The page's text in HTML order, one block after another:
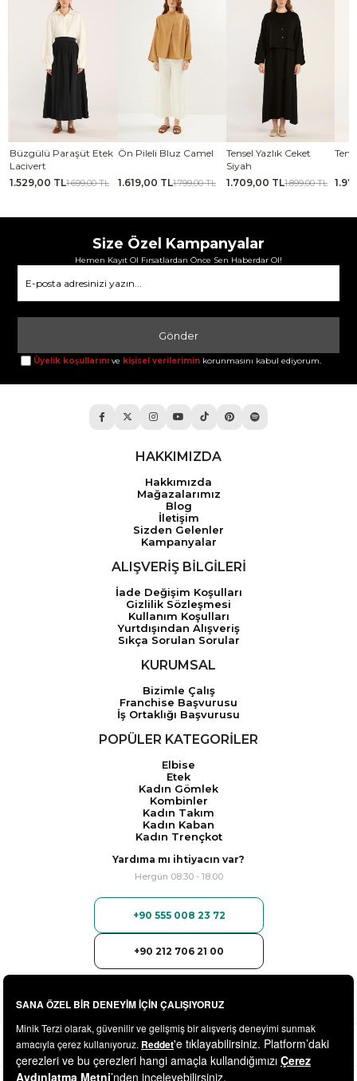
Büzgülü Paraşüt Etek
Lacivert
1.529,00 TL1.699,00 TL
Ön Pileli Bluz Camel
1.619,00 TL1.799,00 TL
Tensel Yazlık Ceket
Siyah
1.709,00 TL1.899,00 TL
Size Özel Kampanyalar
Hemen Kayıt Ol Fırsatlardan Önce Sen Haberdar Ol!
Gönder
Üyelik koşullarını ve kişisel verilerimin korunmasını kabul ediyorum.
HAKKIMIZDA
Hakkımızda
Mağazalarımız
Blog
İletişim
Sizden Gelenler
Kampanyalar
ALIŞVERİŞ BİLGİLERİ
İade Değişim Koşulları
Gizlilik Sözleşmesi
Kullanım Koşulları
Yurtdışından Alışveriş
Sıkça Sorulan Sorular
KURUMSAL
Bizimle Çalış
Franchise Başvurusu
İş Ortaklığı Başvurusu
POPÜLER KATEGORİLER
Elbise
Etek
Kadın Gömlek
Kombinler
Kadın Takım
Kadın Kaban
Kadın Trençkot
Yardıma mı ihtiyacın var?
Hergün 08:30 - 18:00
+90 555 008 23 72
+90 212 706 21 00
© 2025minikterzi.com - Tüm Hakları Saklıdır.